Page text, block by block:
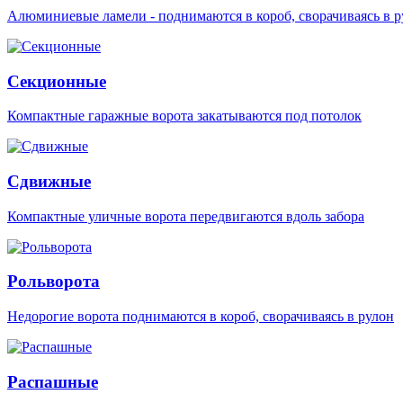
Алюминиевые ламели - поднимаются в короб, сворачиваясь в
Секционные
Компактные гаражные ворота закатываются под потолок
Сдвижные
Компактные уличные ворота передвигаются вдоль забора
Рольворота
Недорогие ворота поднимаются в короб, сворачиваясь в рулон
Распашные